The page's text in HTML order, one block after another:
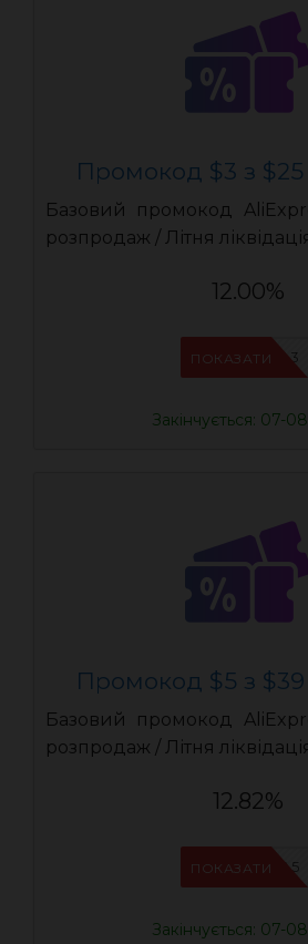
Промокод $3 з
Базовий промокод
розпродаж / Літня
12.00%
IFSCDUA3
ПОКАЗАТИ
Закінчується: 07-
Промокод $5 з
Базовий промокод
розпродаж / Літня
12.82%
IFSCDUA5
ПОКАЗАТИ
Закінчується: 07-